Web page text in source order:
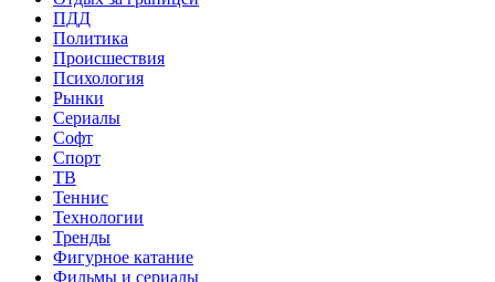
ПДД
Политика
Происшествия
Психология
Рынки
Сериалы
Софт
Спорт
ТВ
Теннис
Технологии
Тренды
Фигурное катание
Фильмы и сериалы